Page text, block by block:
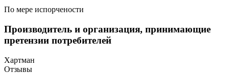
По мере испорчености
Производитель и организация, принимающие
претензии потребителей
Хартман
Отзывы